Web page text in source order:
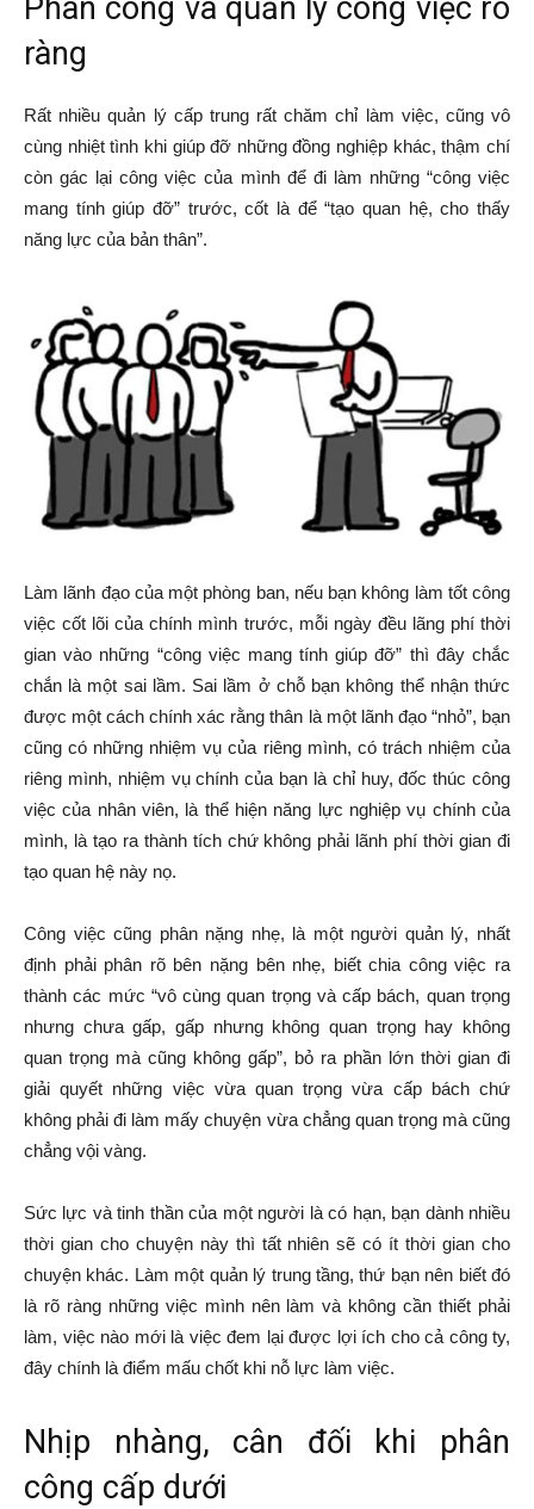
Phân công và quản lý công việc rõ
ràng
Rất nhiều quản lý cấp trung rất chăm chỉ làm việc, cũng vô
cùng nhiệt tình khi giúp đỡ những đồng nghiệp khác, thậm chí
còn gác lại công việc của mình để đi làm những “công việc
mang tính giúp đỡ” trước, cốt là để “tạo quan hệ, cho thấy
năng lực của bản thân”.
Làm lãnh đạo của một phòng ban, nếu bạn không làm tốt công
việc cốt lõi của chính mình trước, mỗi ngày đều lãng phí thời
gian vào những “công việc mang tính giúp đỡ” thì đây chắc
chắn là một sai lầm. Sai lầm ở chỗ bạn không thể nhận thức
được một cách chính xác rằng thân là một lãnh đạo “nhỏ”, bạn
cũng có những nhiệm vụ của riêng mình, có trách nhiệm của
riêng mình, nhiệm vụ chính của bạn là chỉ huy, đốc thúc công
việc của nhân viên, là thể hiện năng lực nghiệp vụ chính của
mình, là tạo ra thành tích chứ không phải lãnh phí thời gian đi
tạo quan hệ này nọ.
Công việc cũng phân nặng nhẹ, là một người quản lý, nhất
định phải phân rõ bên nặng bên nhẹ, biết chia công việc ra
thành các mức “vô cùng quan trọng và cấp bách, quan trọng
nhưng chưa gấp, gấp nhưng không quan trọng hay không
quan trọng mà cũng không gấp”, bỏ ra phần lớn thời gian đi
giải quyết những việc vừa quan trọng vừa cấp bách chứ
không phải đi làm mấy chuyện vừa chẳng quan trọng mà cũng
chẳng vội vàng.
Sức lực và tinh thần của một người là có hạn, bạn dành nhiều
thời gian cho chuyện này thì tất nhiên sẽ có ít thời gian cho
chuyện khác. Làm một quản lý trung tầng, thứ bạn nên biết đó
là rõ ràng những việc mình nên làm và không cần thiết phải
làm, việc nào mới là việc đem lại được lợi ích cho cả công ty,
đây chính là điểm mấu chốt khi nỗ lực làm việc.
Nhịp nhàng, cân đối khi phân
công cấp dưới